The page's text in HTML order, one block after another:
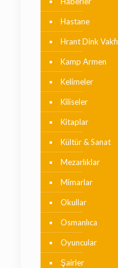
Hastane
Hrant Dink Vakfı
Kamp Armen
Kelimeler
Kiliseler
Kitaplar
Kültür & Sanat
Mezarlıklar
Mimarlar
Okullar
Osmanlıca
Oyuncular
Şairler